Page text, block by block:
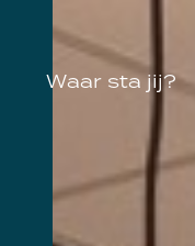
Waar sta jij?